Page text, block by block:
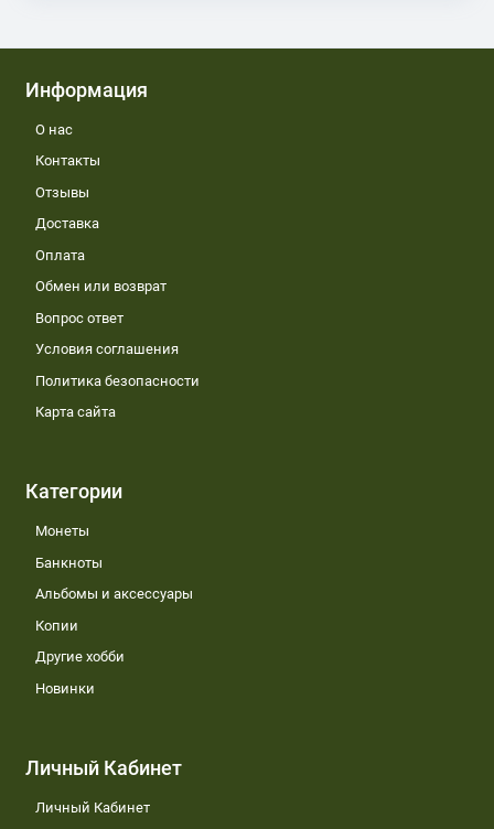
Информация
О нас
Контакты
Отзывы
Доставка
Оплата
Обмен или возврат
Вопрос ответ
Условия соглашения
Политика безопасности
Карта сайта
Категории
Монеты
Банкноты
Альбомы и аксессуары
Копии
Другие хобби
Новинки
Личный Кабинет
Личный Кабинет